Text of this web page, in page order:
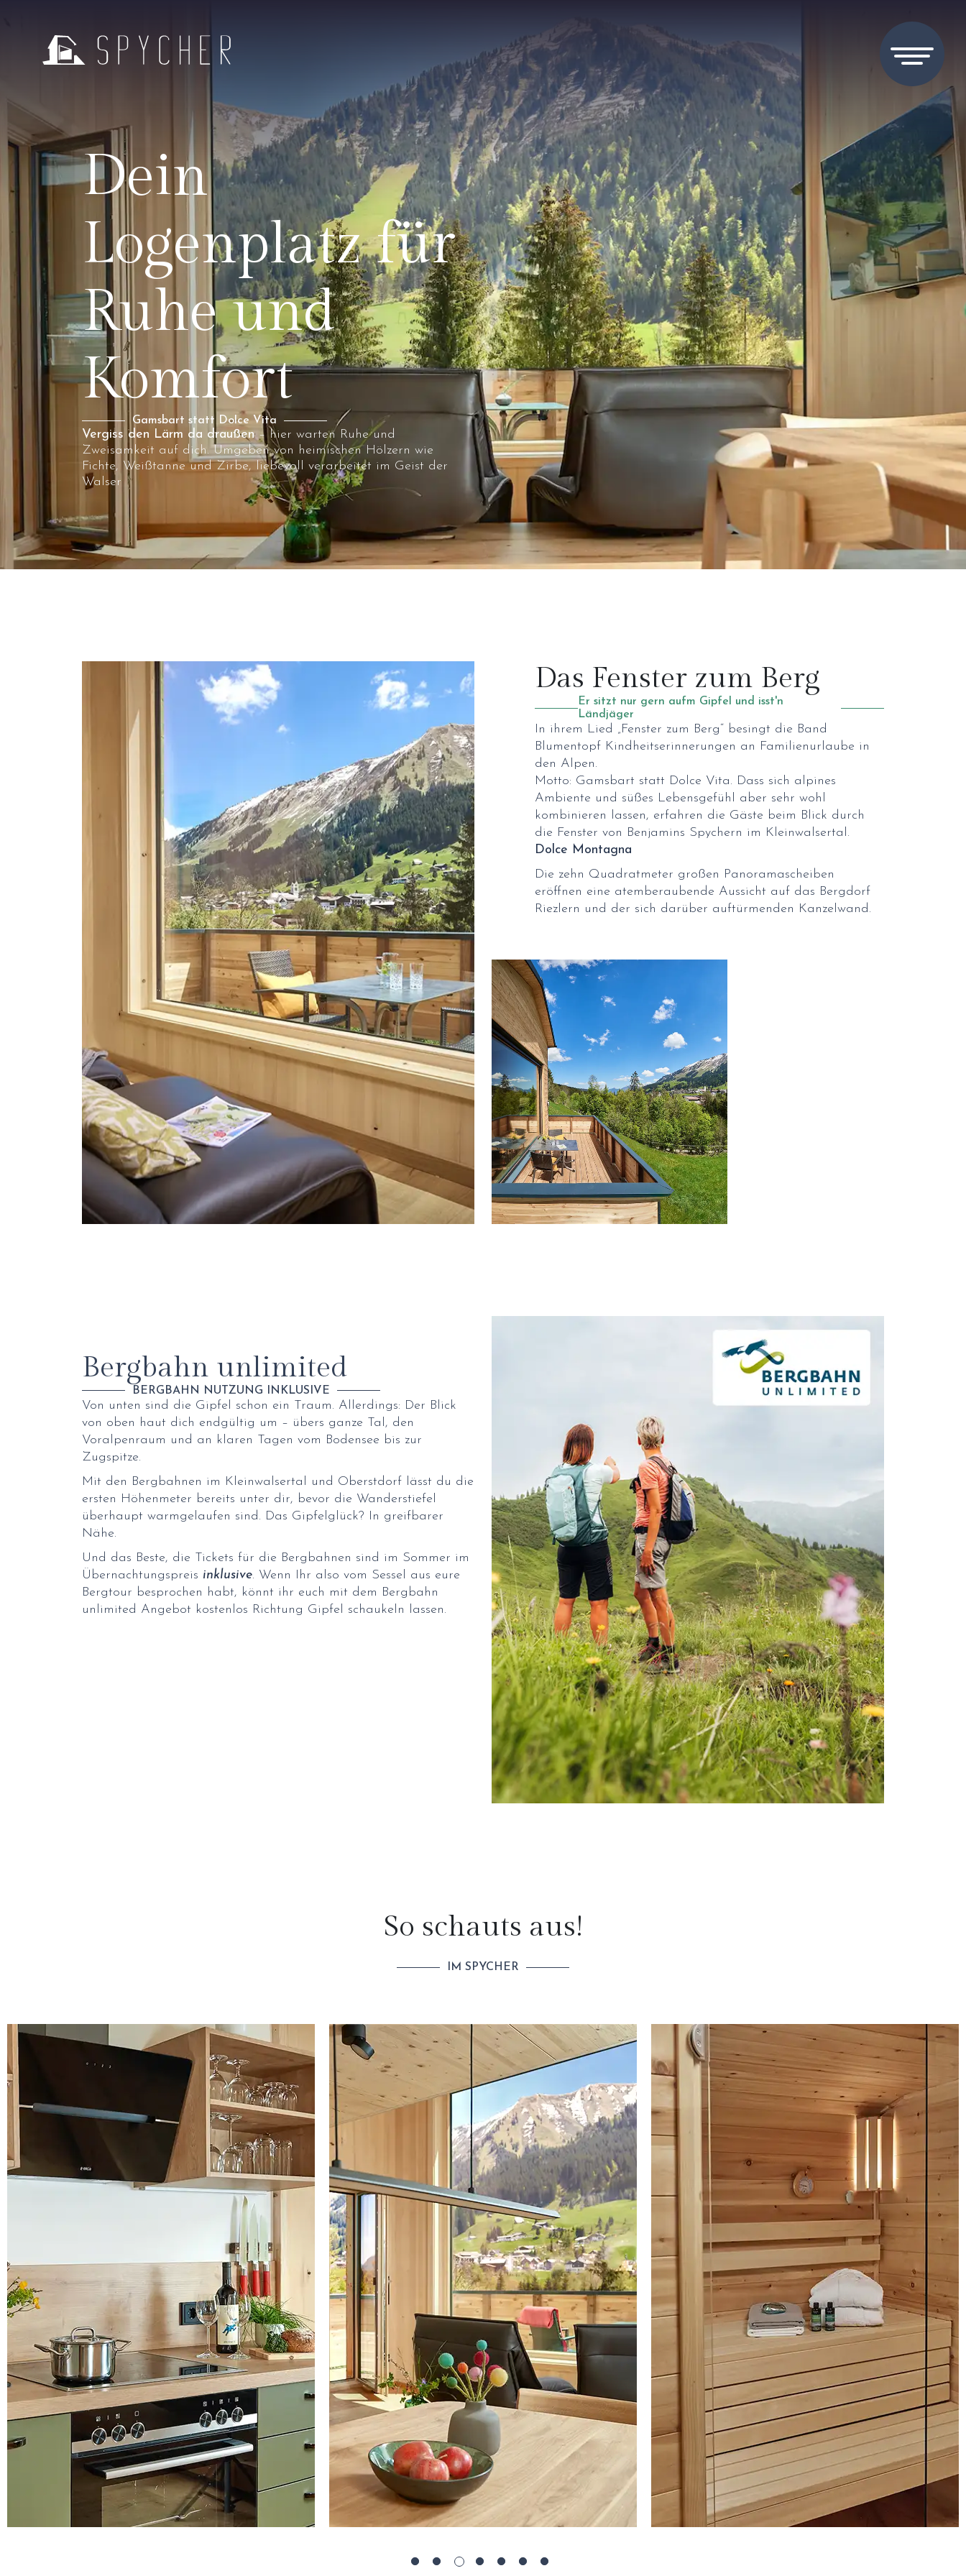
Dein
Logenplatz für
Ruhe und
Komfort
Gamsbart statt Dolce Vita
Vergiss den Lärm da draußen– hier warten Ruhe und
Zweisamkeit auf dich. Umgeben von heimischen Hölzern wie
Fichte, Weißtanne und Zirbe, liebevoll verarbeitet im Geist der
Walser
Das Fenster zum Berg
Er sitzt nur gern aufm Gipfel und isst'n
Ländjäger
In ihrem Lied „Fenster zum Berg“ besingt die Band
Blumentopf Kindheitserinnerungen an Familienurlaube in
den Alpen.
Motto: Gamsbart statt Dolce Vita. Dass sich alpines
Ambiente und süßes Lebensgefühl aber sehr wohl
kombinieren lassen, erfahren die Gäste beim Blick durch
die Fenster von Benjamins Spychern im Kleinwalsertal.
Dolce Montagna
Die zehn Quadratmeter großen Panoramascheiben
eröffnen eine atemberaubende Aussicht auf das Bergdorf
Riezlern und der sich darüber auftürmenden Kanzelwand.
Bergbahn unlimited
BERGBAHN NUTZUNG INKLUSIVE
Von unten sind die Gipfel schon ein Traum. Allerdings: Der Blick
von oben haut dich endgültig um – übers ganze Tal, den
Voralpenraum und an klaren Tagen vom Bodensee bis zur
Zugspitze.
Mit den Bergbahnen im Kleinwalsertal und Oberstdorf lässt du die
ersten Höhenmeter bereits unter dir, bevor die Wanderstiefel
überhaupt warmgelaufen sind. Das Gipfelglück? In greifbarer
Nähe.
Und das Beste, die Tickets für die Bergbahnen sind im Sommer im
Übernachtungspreis inklusive. Wenn Ihr also vom Sessel aus eure
Bergtour besprochen habt, könnt ihr euch mit dem Bergbahn
unlimited Angebot kostenlos Richtung Gipfel schaukeln lassen.
So schauts aus!
IM SPYCHER